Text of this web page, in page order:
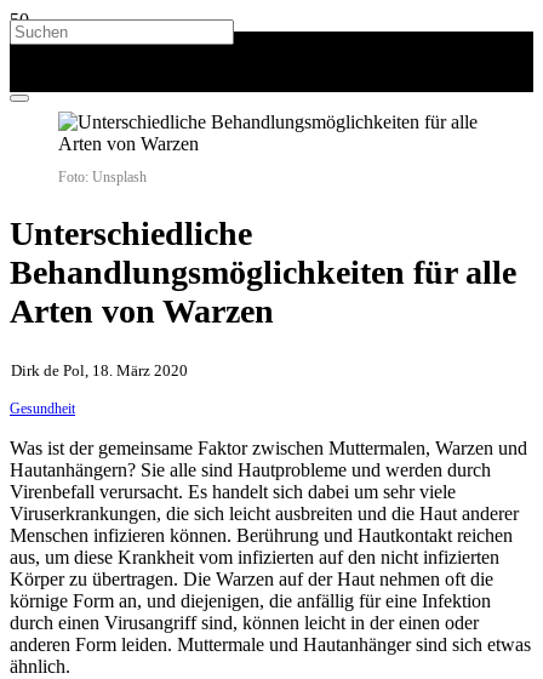
Foto: Unsplash
Unterschiedliche
Behandlungsmöglichkeiten für alle
Arten von Warzen
Dirk de Pol, 18. März 2020
Gesundheit
Was ist der gemeinsame Faktor zwischen Muttermalen, Warzen und
Hautanhängern? Sie alle sind Hautprobleme und werden durch
Virenbefall verursacht. Es handelt sich dabei um sehr viele
Viruserkrankungen, die sich leicht ausbreiten und die Haut anderer
Menschen infizieren können. Berührung und Hautkontakt reichen
aus, um diese Krankheit vom infizierten auf den nicht infizierten
Körper zu übertragen. Die Warzen auf der Haut nehmen oft die
körnige Form an, und diejenigen, die anfällig für eine Infektion
durch einen Virusangriff sind, können leicht in der einen oder
anderen Form leiden. Muttermale und Hautanhänger sind sich etwas
ähnlich.